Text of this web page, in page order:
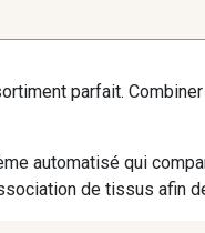
32 - Bleu Canard
parfait.
automatisé qui
de tissus afin